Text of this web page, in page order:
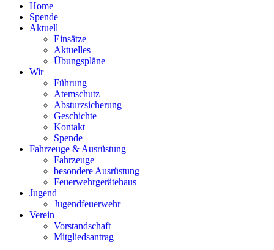
Home
Spende
Aktuell
Einsätze
Aktuelles
Übungspläne
Wir
Führung
Atemschutz
Absturzsicherung
Geschichte
Kontakt
Spende
Fahrzeuge & Ausrüstung
Fahrzeuge
besondere Ausrüstung
Feuerwehrgerätehaus
Jugend
Jugendfeuerwehr
Verein
Vorstandschaft
Mitgliedsantrag